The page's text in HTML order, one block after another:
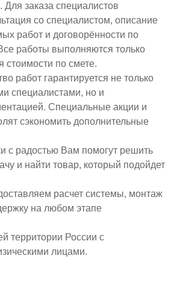
Для заказа специалистов
со специалистом, описание
работ и договорённости по
работы выполняются только
стоимости по смете.
работ гарантируется не только
специалистами, но и
Специальные акции и
сэкономить дополнительные
с радостью Вам помогут решить
и найти товар, который подойдет
расчет системы, монтаж
на любом этапе
территории России с
лицами.